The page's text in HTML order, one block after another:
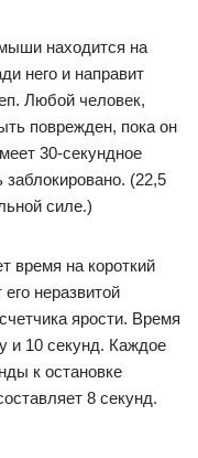
находится на
него и направит
Любой человек,
поврежден, пока он
30-секундное
(22,5
силе.)
время на короткий
неразвитой
ярости. Время
и ​​10 секунд. Каждое
к остановке
8 секунд.